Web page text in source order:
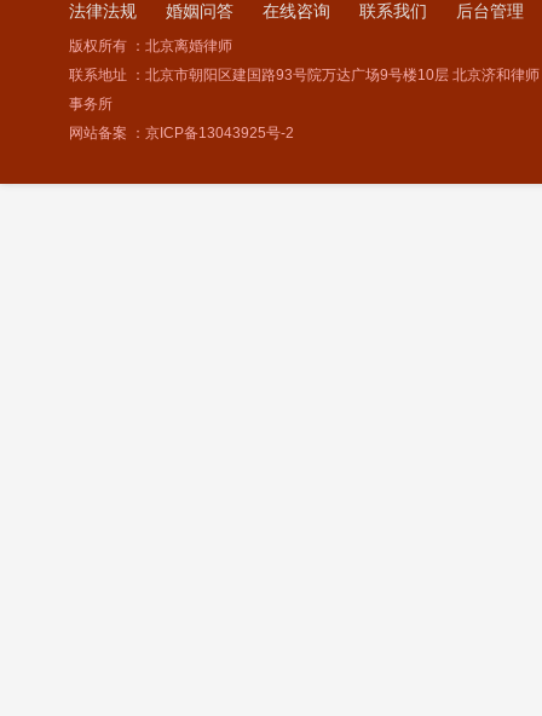
法律法规 婚姻问答 在线咨询 联系我们 后台管理
版权所有 ：北京离婚律师
联系地址 ：北京市朝阳区建国路93号院万达广场9号楼10层 北京济和律师
事务所
网站备案 ： 京ICP备13043925号-2